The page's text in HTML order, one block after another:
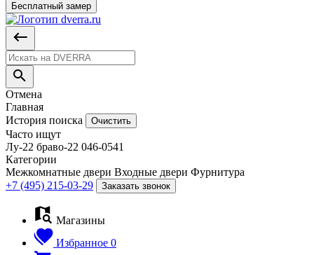
Бесплатный замер
Отмена
Главная
История поиска
Очистить
Часто ищут
Лу-22 браво-22 046-0541
Категории
Межкомнатные двери Входные двери Фурнитура
+7 (495) 215-03-29
Заказать звонок
Магазины
Избранное 0